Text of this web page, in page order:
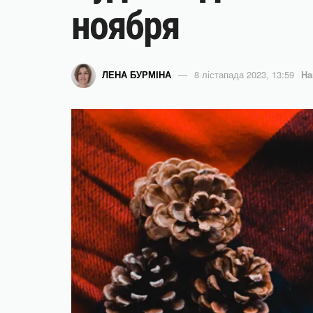
ноября
ЛЕНА БУРМІНА 8 лістапада 2023, 13:59